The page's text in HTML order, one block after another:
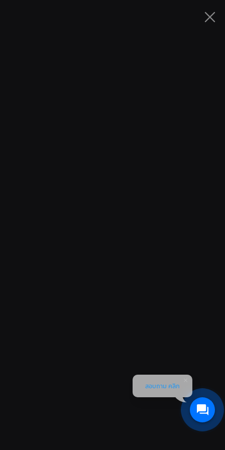
สอบถาม คลิก